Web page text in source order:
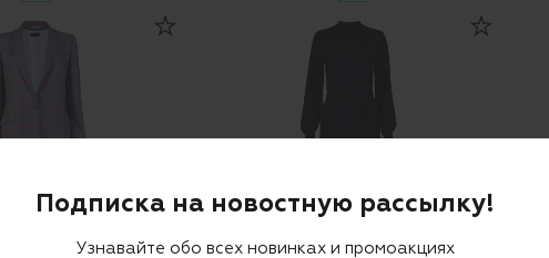
Подписка на новостную рассылку!
Узнавайте обо всех новинках и промоакциях